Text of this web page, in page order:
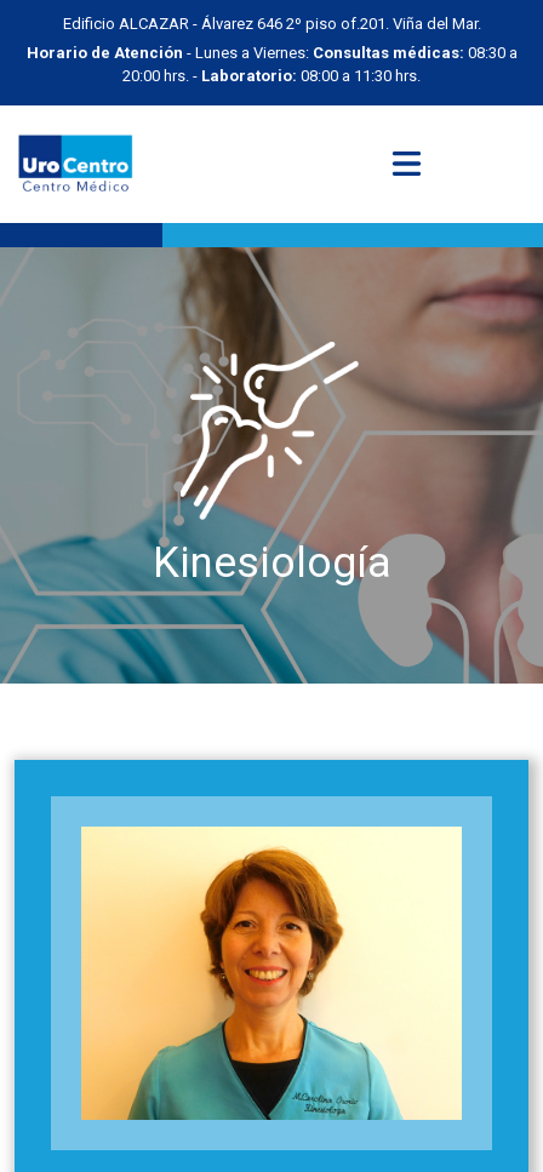
Edificio ALCAZAR - Álvarez 646 2º piso of.201. Viña del Mar.
Horario de Atención - Lunes a Viernes: Consultas médicas: 08:30 a
20:00 hrs. - Laboratorio: 08:00 a 11:30 hrs.
Kinesiología